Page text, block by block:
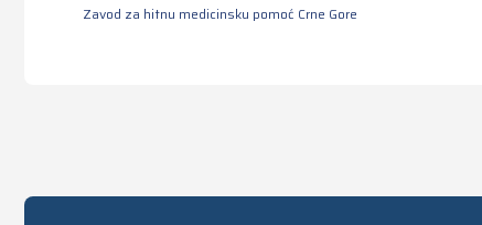
Zavod za hitnu medicinsku pomoć Crne Gore